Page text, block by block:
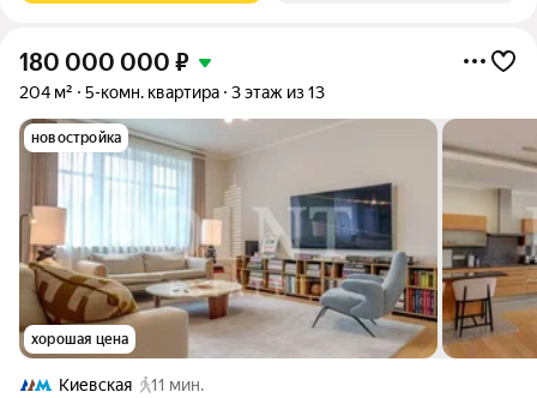
180 000 000 ₽
204 м² 5-комн. квартира 3 этаж из 13
новостройка
хорошая цена
Киевская
11 мин.